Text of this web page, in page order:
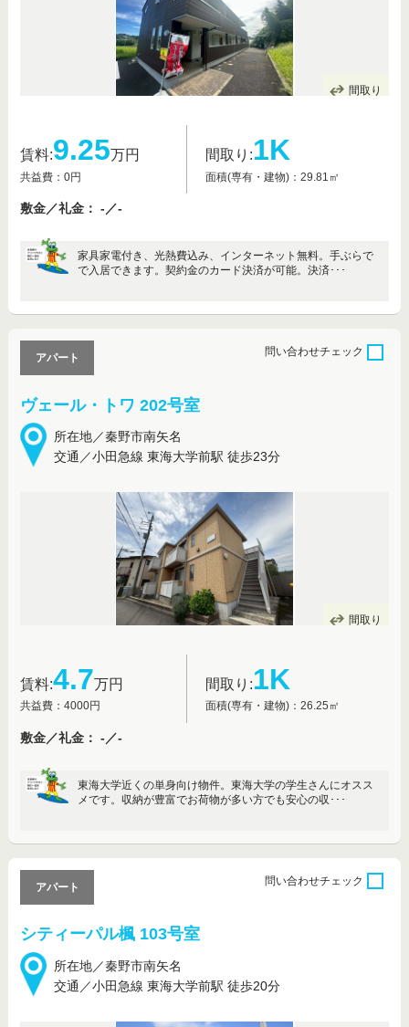
間取り
賃料:9.25万円
共益費：0円
間取り:1K
面積(専有・建物)：29.81㎡
敷金／礼金： -／-
家具家電付き、光熱費込み、インターネット無料。手ぶらで
で入居できます。契約金のカード決済が可能。決済･･･
ヴェール・トワ 202号室
所在地／秦野市南矢名
交通／小田急線 東海大学前駅 徒歩23分
アパート
問い合わせチェック
間取り
賃料:4.7万円
共益費：4000円
間取り:1K
面積(専有・建物)：26.25㎡
敷金／礼金： -／-
東海大学近くの単身向け物件。東海大学の学生さんにオスス
メです。収納が豊富でお荷物が多い方でも安心の収･･･
シティーパル楓 103号室
所在地／秦野市南矢名
交通／小田急線 東海大学前駅 徒歩20分
アパート
問い合わせチェック